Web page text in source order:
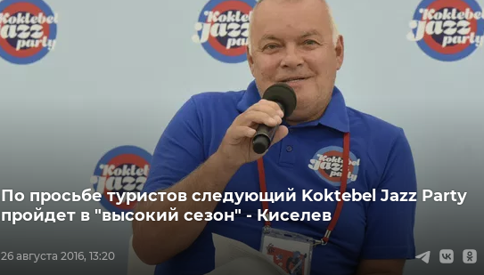
26 августа 2016, 13:20
По просьбе туристов следующий Koktebel Jazz Party
пройдет в "высокий сезон" - Киселев